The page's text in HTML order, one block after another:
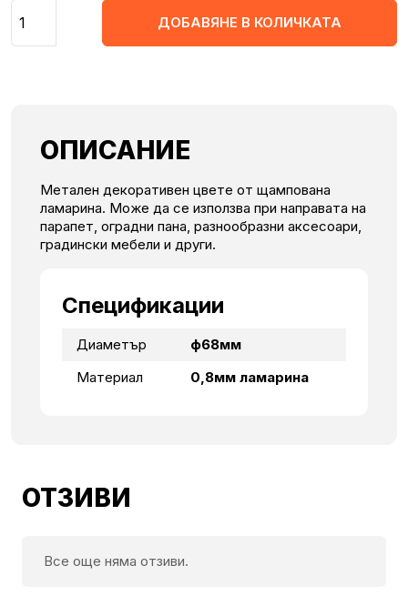
ДОБАВЯНЕ В КОЛИЧКАТА
ОПИСАНИЕ
Метален декоративен цвете от щампована
ламарина. Може да се използва при направата на
парапет, оградни пана, разнообразни аксесоари,
градински мебели и други.
Спецификации
Диаметър
ф68мм
Материал
0,8мм ламарина
ОТЗИВИ
Все още няма отзиви.